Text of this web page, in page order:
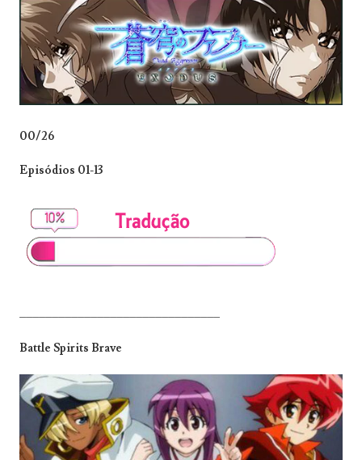
00/26
Episódios 01-13
_______________________________
Battle Spirits Brave